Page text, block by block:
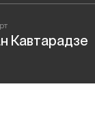
Кавтарадзе